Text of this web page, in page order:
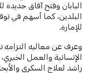
اليابان وفتح آفاق
البلدين، كما أسهم في
للإمارة.
وعرف عن معاليه
الإنسانية والعمل